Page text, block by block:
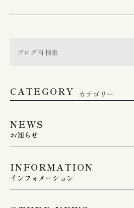
CATEGORY カテゴリー
NEWS
お知らせ
INFORMATION
インフォメーション